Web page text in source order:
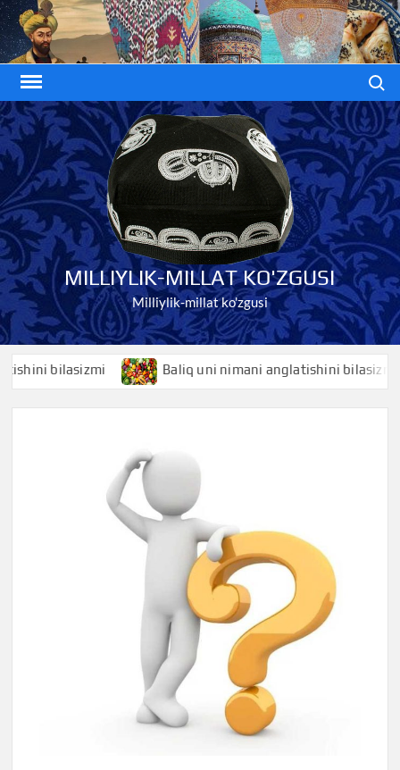
Skip
to
content
MILLIYLIK-MILLAT KO'ZGUSI
Milliylik-millat ko'zgusi
bilasizmi Baliq uni nimani anglatishini bilasizmi